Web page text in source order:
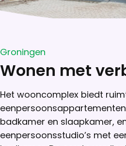
Groningen
Wonen met
Het wooncomplex biedt
badkamer en slaapkamer,
eenpersoonsstudio’s met